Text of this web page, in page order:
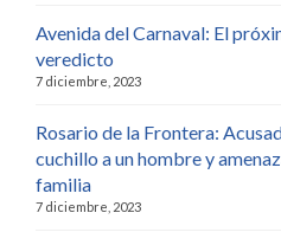
Avenida del Carnaval: El
veredicto
7 diciembre, 2023
Rosario de la Frontera:
cuchillo a un hombre y
familia
7 diciembre, 2023